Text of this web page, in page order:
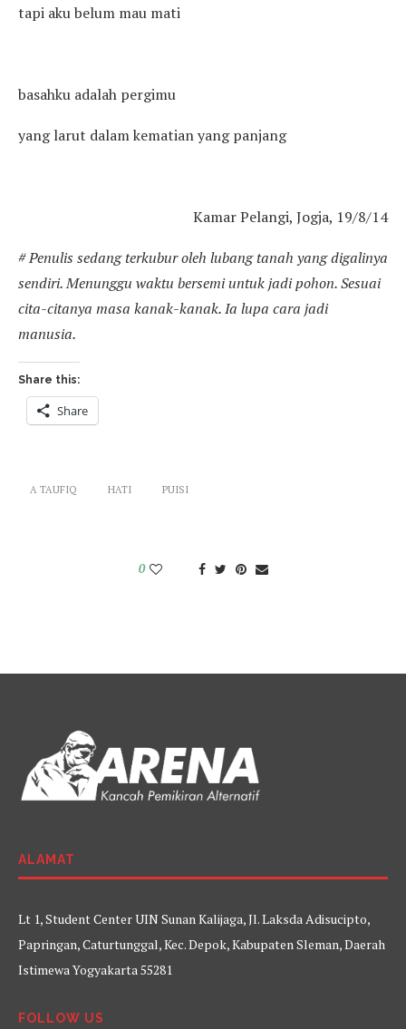
tapi aku belum mau mati
basahku adalah pergimu
yang larut dalam kematian yang panjang
Kamar Pelangi, Jogja, 19/8/14
# Penulis sedang terkubur oleh lubang tanah yang digalinya
sendiri. Menunggu waktu bersemi untuk jadi pohon. Sesuai
cita-citanya masa kanak-kanak. Ia lupa cara jadi
manusia.
Share this:
Share
A TAUFIQ HATI PUISI
0
ALAMAT
Lt 1, Student Center UIN Sunan Kalijaga, Jl. Laksda Adisucipto,
Papringan, Caturtunggal, Kec. Depok, Kabupaten Sleman, Daerah
Istimewa Yogyakarta 55281
FOLLOW US